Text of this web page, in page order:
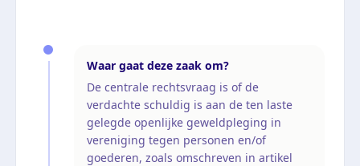
Waar gaat deze zaak om?
De centrale rechtsvraag is of de
verdachte schuldig is aan de ten laste
gelegde openlijke geweldpleging in
vereniging tegen personen en/of
goederen, zoals omschreven in artikel